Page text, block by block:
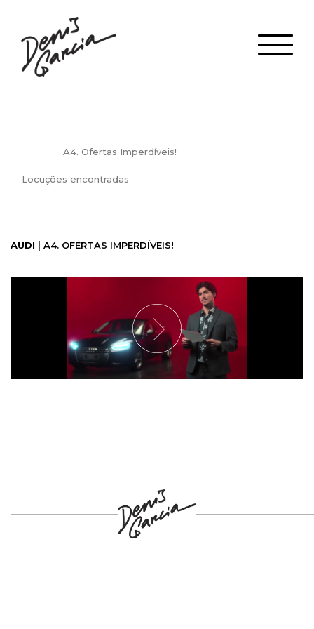
A4. Ofertas Imperdíveis!
Locuções encontradas
AUDI | A4. OFERTAS IMPERDÍVEIS!